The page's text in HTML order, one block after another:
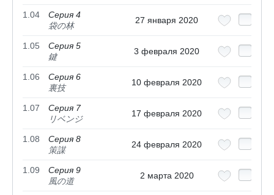
1.04
Серия 4
袋の林
27 января 2020
1.05
Серия 5
鍵
3 февраля 2020
1.06
Серия 6
裏技
10 февраля 2020
1.07
Серия 7
リベンジ
17 февраля 2020
1.08
Серия 8
策謀
24 февраля 2020
1.09
Серия 9
風の道
2 марта 2020